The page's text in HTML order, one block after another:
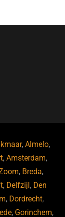
,Almelo,
,Amsterdam,
, Breda,
, Delfzijl, Den
, Dordrecht,
, Gorinchem,